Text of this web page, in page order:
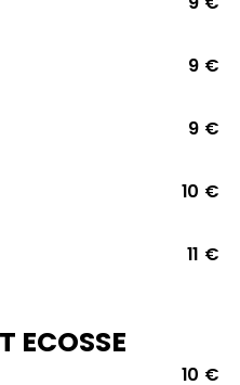
9 €
9 €
10 €
11 €
ECOSSE
10 €